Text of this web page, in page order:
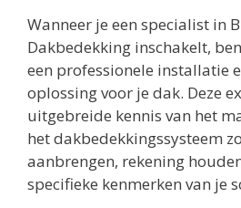
Wanneer je een specialist in
Dakbedekking inschakelt,
een professionele installatie
oplossing voor je dak. Deze
uitgebreide kennis van het
het dakbedekkingssysteem
aanbrengen, rekening
specifieke kenmerken van je